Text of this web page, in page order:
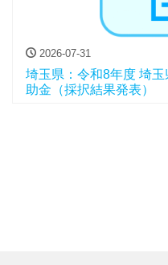
2026-07-31
埼玉県：令和8年度 埼
助金（採択結果発表）